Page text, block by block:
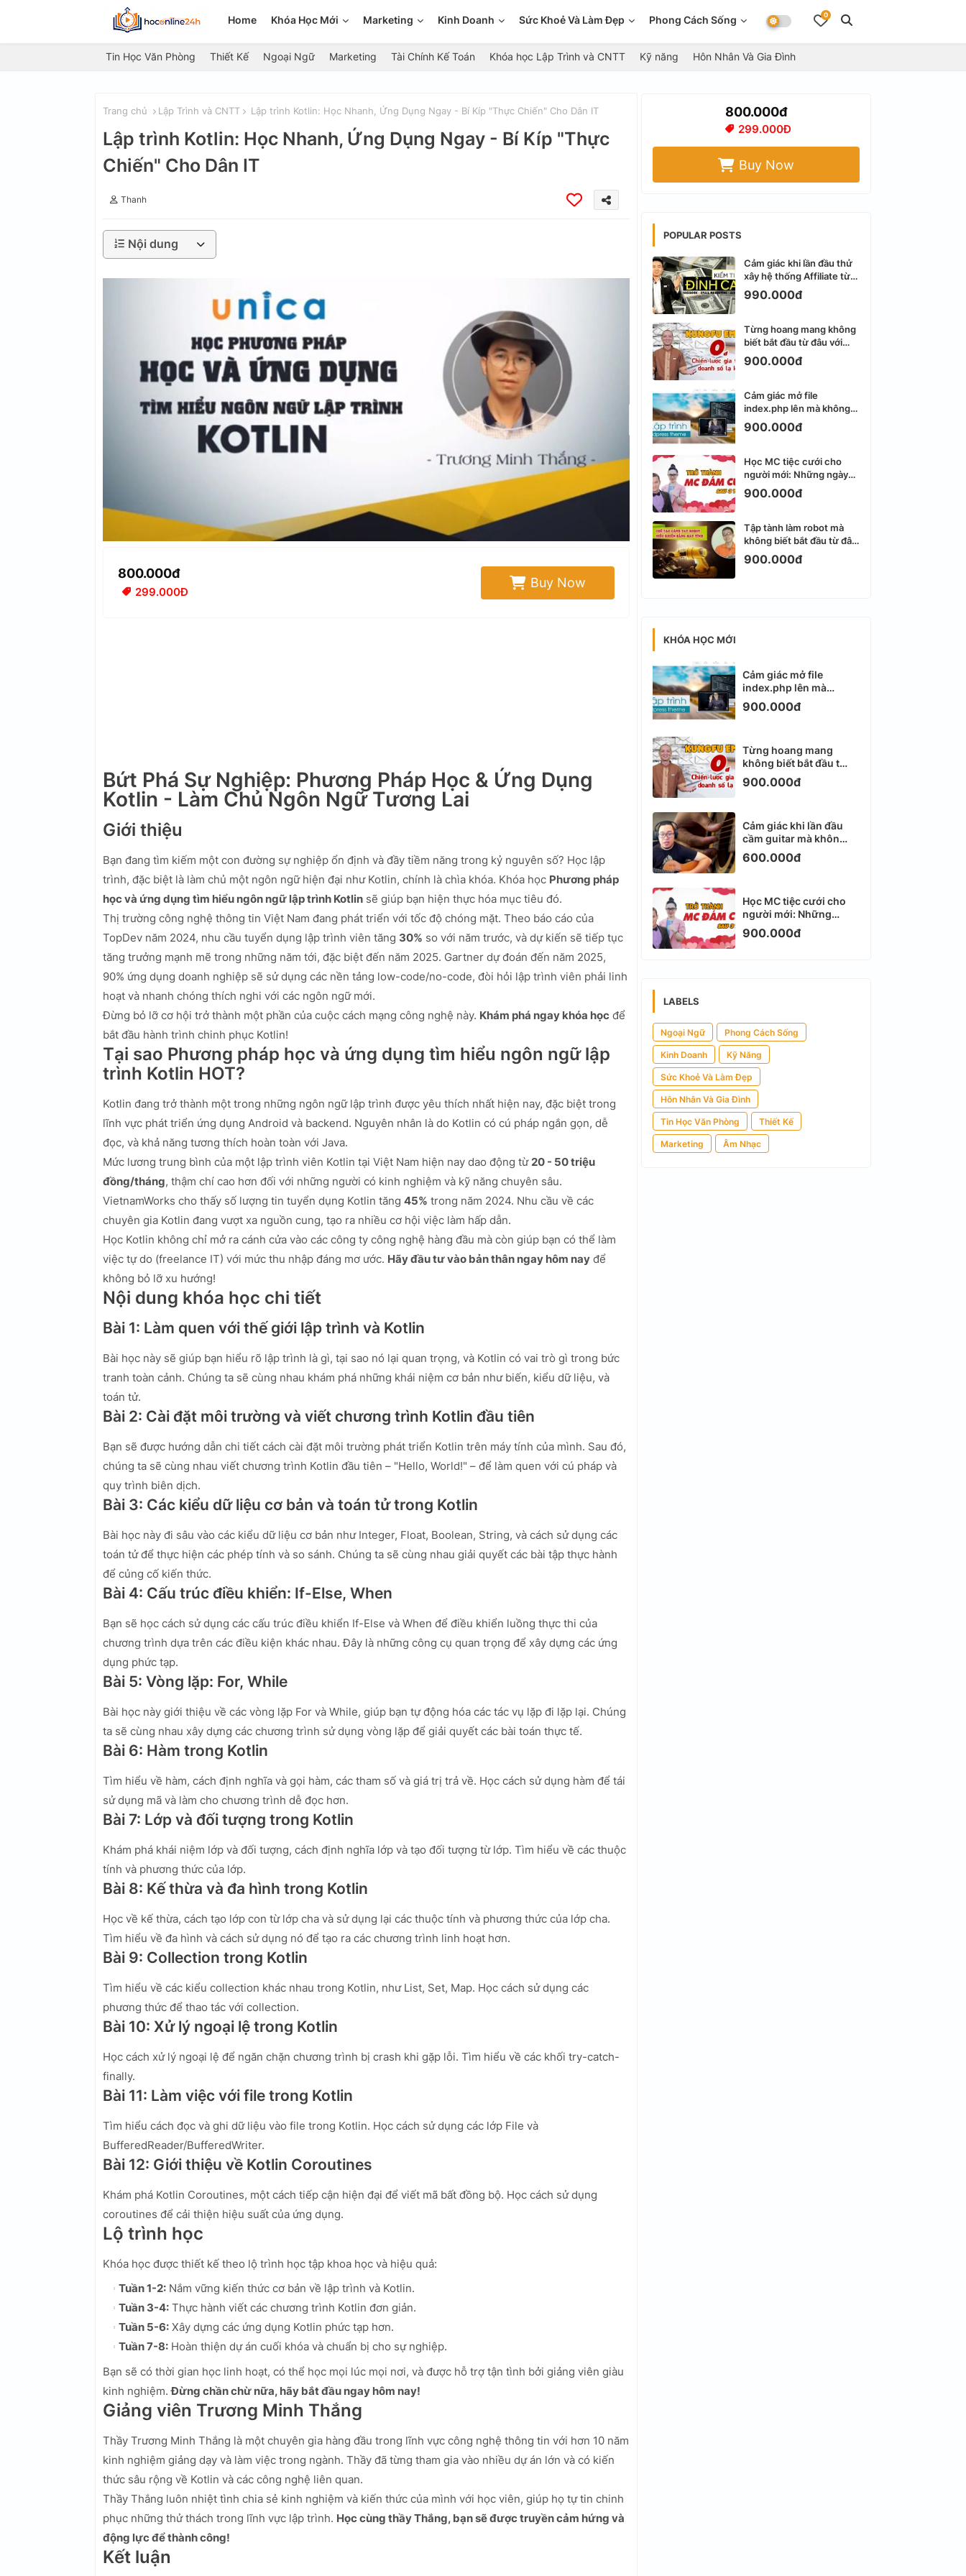
Home Khóa Học Mới Marketing Kinh Doanh Sức Khoẻ Và Làm Đẹp Phong Cách Sống 0
Tin Học Văn Phòng Thiết Kế Ngoại Ngữ Marketing Tài Chính Kế Toán Khóa học Lập Trình và CNTT Kỹ năng Hôn Nhân Và Gia Đình
Trang chủ Lập Trình và CNTT Lập trình Kotlin: Học Nhanh, Ứng Dụng Ngay - Bí Kíp "Thực Chiến" Cho Dân IT
Lập trình Kotlin: Học Nhanh, Ứng Dụng Ngay - Bí Kíp "Thực
Chiến" Cho Dân IT
Thanh
Nội dung
800.000đ
299.000Đ
Buy Now
Bứt Phá Sự Nghiệp: Phương Pháp Học & Ứng Dụng
Kotlin - Làm Chủ Ngôn Ngữ Tương Lai
Giới thiệu
Bạn đang tìm kiếm một con đường sự nghiệp ổn định và đầy tiềm năng trong kỷ nguyên số? Học lập
trình, đặc biệt là làm chủ một ngôn ngữ hiện đại như Kotlin, chính là chìa khóa. Khóa học Phương pháp
học và ứng dụng tìm hiểu ngôn ngữ lập trình Kotlin sẽ giúp bạn hiện thực hóa mục tiêu đó.
Thị trường công nghệ thông tin Việt Nam đang phát triển với tốc độ chóng mặt. Theo báo cáo của
TopDev năm 2024, nhu cầu tuyển dụng lập trình viên tăng 30% so với năm trước, và dự kiến sẽ tiếp tục
tăng trưởng mạnh mẽ trong những năm tới, đặc biệt đến năm 2025. Gartner dự đoán đến năm 2025,
90% ứng dụng doanh nghiệp sẽ sử dụng các nền tảng low-code/no-code, đòi hỏi lập trình viên phải linh
hoạt và nhanh chóng thích nghi với các ngôn ngữ mới.
Đừng bỏ lỡ cơ hội trở thành một phần của cuộc cách mạng công nghệ này. Khám phá ngay khóa học để
bắt đầu hành trình chinh phục Kotlin!
Tại sao Phương pháp học và ứng dụng tìm hiểu ngôn ngữ lập
trình Kotlin HOT?
Kotlin đang trở thành một trong những ngôn ngữ lập trình được yêu thích nhất hiện nay, đặc biệt trong
lĩnh vực phát triển ứng dụng Android và backend. Nguyên nhân là do Kotlin có cú pháp ngắn gọn, dễ
đọc, và khả năng tương thích hoàn toàn với Java.
Mức lương trung bình của một lập trình viên Kotlin tại Việt Nam hiện nay dao động từ 20 - 50 triệu
đồng/tháng, thậm chí cao hơn đối với những người có kinh nghiệm và kỹ năng chuyên sâu.
VietnamWorks cho thấy số lượng tin tuyển dụng Kotlin tăng 45% trong năm 2024. Nhu cầu về các
chuyên gia Kotlin đang vượt xa nguồn cung, tạo ra nhiều cơ hội việc làm hấp dẫn.
Học Kotlin không chỉ mở ra cánh cửa vào các công ty công nghệ hàng đầu mà còn giúp bạn có thể làm
việc tự do (freelance IT) với mức thu nhập đáng mơ ước. Hãy đầu tư vào bản thân ngay hôm nay để
không bỏ lỡ xu hướng!
Nội dung khóa học chi tiết
Bài 1: Làm quen với thế giới lập trình và Kotlin
Bài học này sẽ giúp bạn hiểu rõ lập trình là gì, tại sao nó lại quan trọng, và Kotlin có vai trò gì trong bức
tranh toàn cảnh. Chúng ta sẽ cùng nhau khám phá những khái niệm cơ bản như biến, kiểu dữ liệu, và
toán tử.
Bài 2: Cài đặt môi trường và viết chương trình Kotlin đầu tiên
Bạn sẽ được hướng dẫn chi tiết cách cài đặt môi trường phát triển Kotlin trên máy tính của mình. Sau đó,
chúng ta sẽ cùng nhau viết chương trình Kotlin đầu tiên – "Hello, World!" – để làm quen với cú pháp và
quy trình biên dịch.
Bài 3: Các kiểu dữ liệu cơ bản và toán tử trong Kotlin
Bài học này đi sâu vào các kiểu dữ liệu cơ bản như Integer, Float, Boolean, String, và cách sử dụng các
toán tử để thực hiện các phép tính và so sánh. Chúng ta sẽ cùng nhau giải quyết các bài tập thực hành
để củng cố kiến thức.
Bài 4: Cấu trúc điều khiển: If-Else, When
Bạn sẽ học cách sử dụng các cấu trúc điều khiển If-Else và When để điều khiển luồng thực thi của
chương trình dựa trên các điều kiện khác nhau. Đây là những công cụ quan trọng để xây dựng các ứng
dụng phức tạp.
Bài 5: Vòng lặp: For, While
Bài học này giới thiệu về các vòng lặp For và While, giúp bạn tự động hóa các tác vụ lặp đi lặp lại. Chúng
ta sẽ cùng nhau xây dựng các chương trình sử dụng vòng lặp để giải quyết các bài toán thực tế.
Bài 6: Hàm trong Kotlin
Tìm hiểu về hàm, cách định nghĩa và gọi hàm, các tham số và giá trị trả về. Học cách sử dụng hàm để tái
sử dụng mã và làm cho chương trình dễ đọc hơn.
Bài 7: Lớp và đối tượng trong Kotlin
Khám phá khái niệm lớp và đối tượng, cách định nghĩa lớp và tạo đối tượng từ lớp. Tìm hiểu về các thuộc
tính và phương thức của lớp.
Bài 8: Kế thừa và đa hình trong Kotlin
Học về kế thừa, cách tạo lớp con từ lớp cha và sử dụng lại các thuộc tính và phương thức của lớp cha.
Tìm hiểu về đa hình và cách sử dụng nó để tạo ra các chương trình linh hoạt hơn.
Bài 9: Collection trong Kotlin
Tìm hiểu về các kiểu collection khác nhau trong Kotlin, như List, Set, Map. Học cách sử dụng các
phương thức để thao tác với collection.
Bài 10: Xử lý ngoại lệ trong Kotlin
Học cách xử lý ngoại lệ để ngăn chặn chương trình bị crash khi gặp lỗi. Tìm hiểu về các khối try-catch-
finally.
Bài 11: Làm việc với file trong Kotlin
Tìm hiểu cách đọc và ghi dữ liệu vào file trong Kotlin. Học cách sử dụng các lớp File và
BufferedReader/BufferedWriter.
Bài 12: Giới thiệu về Kotlin Coroutines
Khám phá Kotlin Coroutines, một cách tiếp cận hiện đại để viết mã bất đồng bộ. Học cách sử dụng
coroutines để cải thiện hiệu suất của ứng dụng.
Lộ trình học
Khóa học được thiết kế theo lộ trình học tập khoa học và hiệu quả:
Tuần 1-2: Nắm vững kiến thức cơ bản về lập trình và Kotlin.
Tuần 3-4: Thực hành viết các chương trình Kotlin đơn giản.
Tuần 5-6: Xây dựng các ứng dụng Kotlin phức tạp hơn.
Tuần 7-8: Hoàn thiện dự án cuối khóa và chuẩn bị cho sự nghiệp.
Bạn sẽ có thời gian học linh hoạt, có thể học mọi lúc mọi nơi, và được hỗ trợ tận tình bởi giảng viên giàu
kinh nghiệm.Đừng chần chừ nữa, hãy bắt đầu ngay hôm nay!
Giảng viên Trương Minh Thắng
Thầy Trương Minh Thắng là một chuyên gia hàng đầu trong lĩnh vực công nghệ thông tin với hơn 10 năm
kinh nghiệm giảng dạy và làm việc trong ngành. Thầy đã từng tham gia vào nhiều dự án lớn và có kiến
thức sâu rộng về Kotlin và các công nghệ liên quan.
Thầy Thắng luôn nhiệt tình chia sẻ kinh nghiệm và kiến thức của mình với học viên, giúp họ tự tin chinh
phục những thử thách trong lĩnh vực lập trình. Học cùng thầy Thắng, bạn sẽ được truyền cảm hứng và
động lực để thành công!
Kết luận
800.000đ
299.000Đ
Buy Now
POPULAR POSTS
Cảm giác khi lần đầu thử
xây hệ thống Affiliate từ
Facebook cá nhân
990.000đ
Từng hoang mang không
biết bắt đầu từ đâu với
Email Marketing
900.000đ
Cảm giác mở file
index.php lên mà không
biết viết gì tiếp theo
900.000đ
Học MC tiệc cưới cho
người mới: Những ngày
đầu thực sự khá ngợp
900.000đ
Tập tành làm robot mà
không biết bắt đầu từ đâu
thì dễ nản thật
900.000đ
KHÓA HỌC MỚI
Cảm giác mở file
index.php lên mà
không biết viết gì tiếp
theo
900.000đ
Từng hoang mang
không biết bắt đầu từ
đâu với Email
Marketing
900.000đ
Cảm giác khi lần đầu
cầm guitar mà không
biết bắt đầu từ đâu
600.000đ
Học MC tiệc cưới cho
người mới: Những
ngày đầu thực sự khá
ngợp
900.000đ
LABELS
Ngoại Ngữ Phong Cách Sống
Kinh Doanh Kỹ Năng
Sức Khoẻ Và Làm Đẹp
Hôn Nhân Và Gia Đình
Tin Học Văn Phòng Thiết Kế
Marketing Âm Nhạc